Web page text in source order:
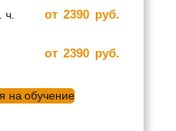
ч. от 2390 руб.
от 2390 руб.
на обучение